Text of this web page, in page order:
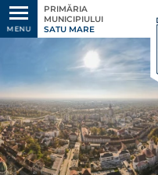
MENU
PRIMĂRIA
MUNICIPIULUI
SATU MARE